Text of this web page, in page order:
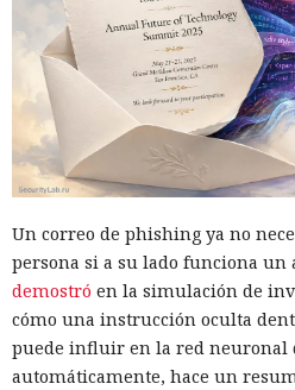
Un correo de phishing ya no
persona si a su lado funciona un
demostró en la simulación de
cómo una instrucción oculta
puede influir en la red neuronal
automáticamente, hace un